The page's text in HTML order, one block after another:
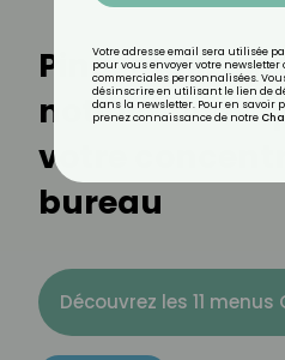
Ping, mail,
notifications
votre
bureau
Découvrez les 11 menus
Votre adresse email sera utilisée
pour vous envoyer votre
commerciales personnalisées.
désinscrire en utilisant le lien de
dans la newsletter. Pour en savoir
prenez connaissance de notre